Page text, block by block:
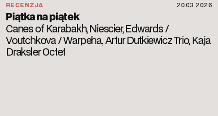
Piątka na piątek
Canes of Karabakh, Niescier, Edwards /
Voutchkova / Warpeha, Artur Dutkiewicz Trio, Kaja
Draksler Octet
RECENZJA 20.03.2026